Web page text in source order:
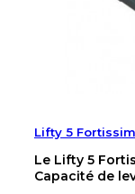
Lifty 5
Le Lifty 5
Capacité de